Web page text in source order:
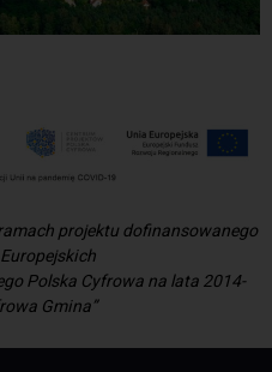
projektu dofinansowanego
Polska Cyfrowa na lata 2014-
Gmina”